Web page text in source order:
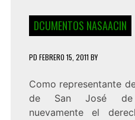
DCUMENTOS NASAACIN
PD FEBRERO 15, 2011 BY
Como representante
de San José de
nuevamente el